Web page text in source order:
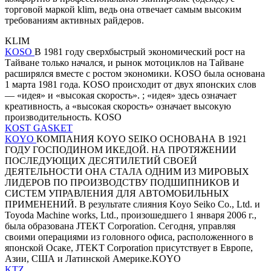
торговой маркой klim, ведь она отвечает самым высоким
требованиям активных райдеров.
KLIM
KOSO В 1981 году сверхбыстрый экономический рост на
Тайване только начался, и рынок мотоциклов на Тайване
расширялся вместе с ростом экономики. KOSO была основана
1 марта 1981 года. KOSO происходит от двух японских слов
— «идея» и «высокая скорость». ; «идея» здесь означает
креативность, а «высокая скорость» означает высокую
производительность. KOSO
KOST GASKET
KOYO КОМПАНИЯ KOYO SEIKO ОСНОВАНА В 1921
ГОДУ ГОСПОДИНОМ ИКЕДОЙ. НА ПРОТЯЖЕНИИ
ПОСЛЕДУЮЩИХ ДЕСЯТИЛЕТИЙ СВОЕЙ
ДЕЯТЕЛЬНОСТИ ОНА СТАЛА ОДНИМ ИЗ МИРОВЫХ
ЛИДЕРОВ ПО ПРОИЗВОДСТВУ ПОДШИПНИКОВ И
СИСТЕМ УПРАВЛЕНИЯ ДЛЯ АВТОМОБИЛЬНЫХ
ПРИМЕНЕНИЙ. В результате слияния Koyo Seiko Co., Ltd. и
Toyoda Machine works, Ltd., произошедшего 1 января 2006 г.,
была образована JTEKT Corporation. Сегодня, управляя
своими операциями из головного офиса, расположенного в
японской Осаке, JTEKT Corporation присутствует в Европе,
Азии, США и Латинской Америке.KOYO